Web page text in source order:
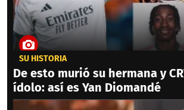
SU HISTORIA
De esto murió su hermana y
ídolo: así es Yan Diomandé